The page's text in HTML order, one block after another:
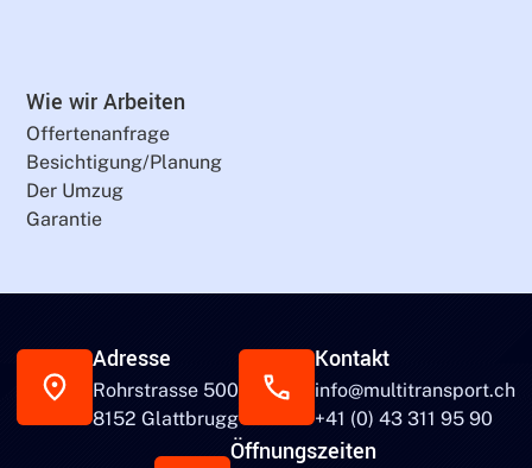
Wie wir Arbeiten
Offertenanfrage
Besichtigung/Planung
Der Umzug
Garantie
Adresse
Rohrstrasse 500
8152 Glattbrugg
Kontakt
info@multitransport.ch
+41 (0) 43 311 95 90
Öffnungszeiten